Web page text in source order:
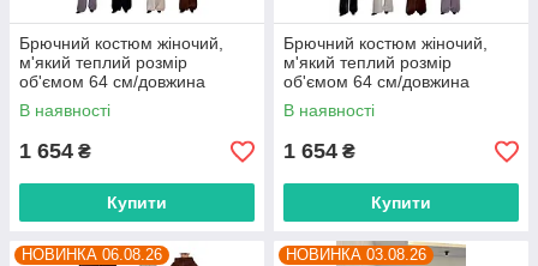
Брючний костюм жіночий,
м'який теплий розмір
об'ємом 64 см/довжина
штанів 105 см (4 кв) "BETSY"
недорого від прямого
постачальника
В наявності
1 654 ₴
Купити
Брючний костюм жіночий,
м'який теплий розмір
об'ємом 64 см/довжина
штанів 105 см (4 кв) "BETSY"
недорого від прямого
постачальника
В наявності
1 654 ₴
Купити
НОВИНКА 06.08.26 НОВИНКА 03.08.26